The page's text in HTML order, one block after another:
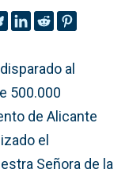
al
500.000
de Alicante
el
Señora de la